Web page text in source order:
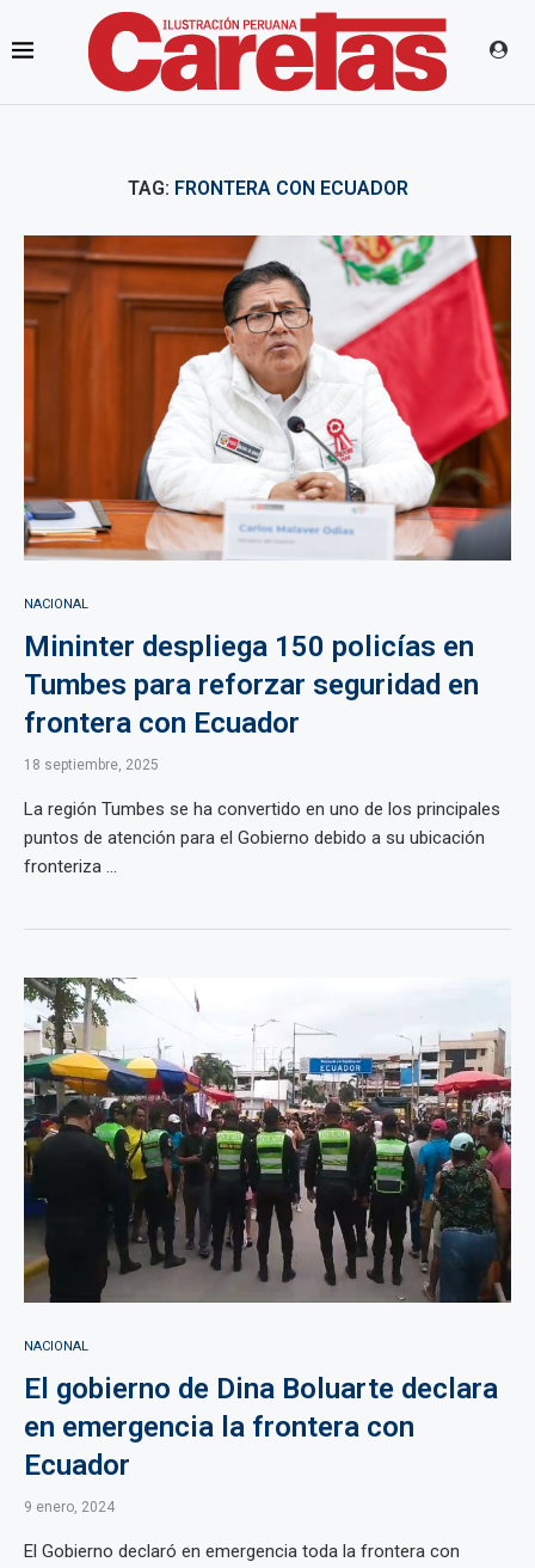
TAG: FRONTERA CON ECUADOR
NACIONAL
Mininter despliega 150 policías en
Tumbes para reforzar seguridad en
frontera con Ecuador
18 septiembre, 2025
La región Tumbes se ha convertido en uno de los principales
puntos de atención para el Gobierno debido a su ubicación
fronteriza ...
NACIONAL
El gobierno de Dina Boluarte declara
en emergencia la frontera con
Ecuador
9 enero, 2024
El Gobierno declaró en emergencia toda la frontera con